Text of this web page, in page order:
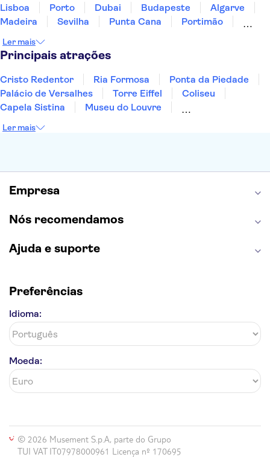
Lisboa
Porto Dubai Budapeste
Algarve
Madeira
Sevilha Punta Cana
Portimão
Sesimbra
Ler mais
Principais atrações
Cristo Redentor Ria Formosa
Ponta da Piedade
Palácio de Versalhes
Torre Eiffel
Coliseu
Capela Sistina
Museu do Louvre
Torre de Belém
Ler mais
Empresa
Nós recomendamos
Ajuda e suporte
Preferências
Idioma:
Moeda:
© 2026 Musement S.p.A, parte do Grupo
TUI VAT IT07978000961 Licença nº 170695